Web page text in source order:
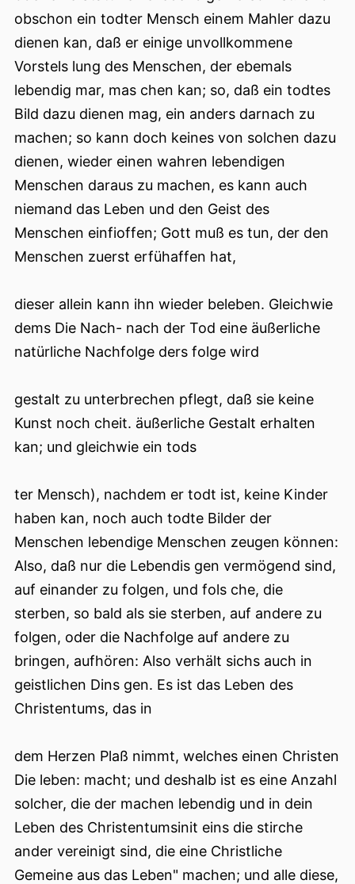
obschon ein todter Mensch einem Mahler dazu
dienen kan, daß er einige unvollkommene
Vorstels lung des Menschen, der ebemals
lebendig mar, mas chen kan; so, daß ein todtes
Bild dazu dienen mag, ein anders darnach zu
machen; so kann doch keines von solchen dazu
dienen, wieder einen wahren lebendigen
Menschen daraus zu machen, es kann auch
niemand das Leben und den Geist des
Menschen einfioffen; Gott muß es tun, der den
Menschen zuerst erfühaffen hat,
dieser allein kann ihn wieder beleben. Gleichwie
dems Die Nach- nach der Tod eine äußerliche
natürliche Nachfolge ders folge wird
gestalt zu unterbrechen pflegt, daß sie keine
Kunst noch cheit. äußerliche Gestalt erhalten
kan; und gleichwie ein tods
ter Mensch), nachdem er todt ist, keine Kinder
haben kan, noch auch todte Bilder der
Menschen lebendige Menschen zeugen können:
Also, daß nur die Lebendis gen vermögend sind,
auf einander zu folgen, und fols che, die
sterben, so bald als sie sterben, auf andere zu
folgen, oder die Nachfolge auf andere zu
bringen, aufhören: Also verhält sichs auch in
geistlichen Dins gen. Es ist das Leben des
Christentums, das in
dem Herzen Plaß nimmt, welches einen Christen
Die leben: macht; und deshalb ist es eine Anzahl
solcher, die der machen lebendig und in dein
Leben des Christentumsinit eins die stirche
ander vereinigt sind, die eine Christliche
Gemeine aus das Leben" machen; und alle diese,